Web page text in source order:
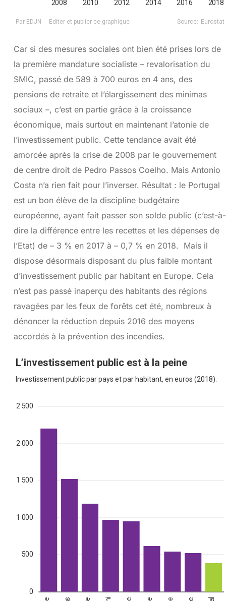
Car si des mesures sociales ont bien été prises lors de
la première mandature socialiste – revalorisation du
SMIC, passé de 589 à 700 euros en 4 ans, des
pensions de retraite et l’élargissement des minimas
sociaux –, c’est en partie grâce à la croissance
économique, mais surtout en maintenant l’atonie de
l’investissement public. Cette tendance avait été
amorcée après la crise de 2008 par le gouvernement
de centre droit de Pedro Passos Coelho. Mais Antonio
Costa n’a rien fait pour l’inverser. Résultat : le Portugal
est un bon élève de la discipline budgétaire
européenne, ayant fait passer son solde public (c’est-à-
dire la différence entre les recettes et les dépenses de
l’Etat) de – 3 % en 2017 à – 0,7 % en 2018. Mais il
dispose désormais disposant du plus faible montant
d’investissement public par habitant en Europe. Cela
n’est pas passé inaperçu des habitants des régions
ravagées par les feux de forêts cet été, nombreux à
dénoncer la réduction depuis 2016 des moyens
accordés à la prévention des incendies.